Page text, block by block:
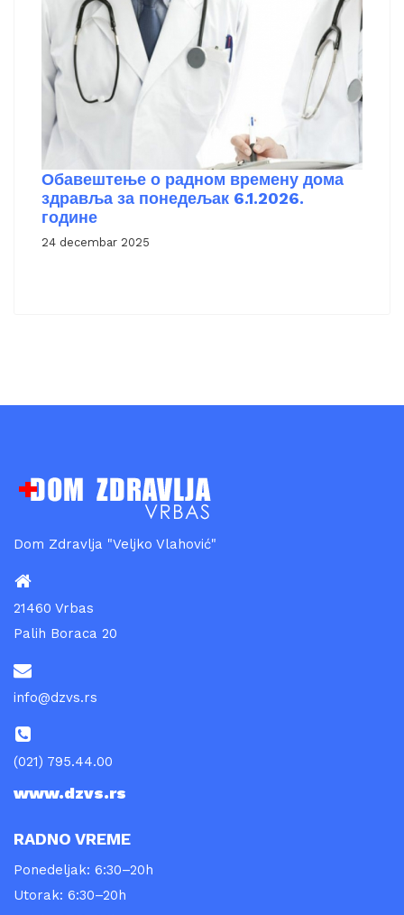
Обавештење о радном времену дома
здравља за понедељак 6.1.2026.
године
24 decembar 2025
Dom Zdravlja "Veljko Vlahović"
21460 Vrbas
Palih Boraca 20
info@dzvs.rs
(021) 795.44.00
www.dzvs.rs
RADNO VREME
Ponedeljak: 6:30–20h
Utorak: 6:30–20h